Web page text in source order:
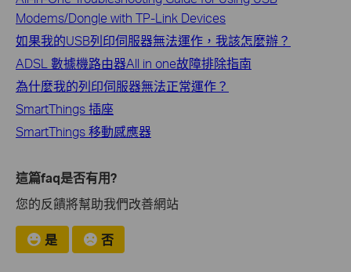
Modems/Dongle with TP-Link Devices
如果我的USB列印伺服器無法運作，我該怎麼辦？
ADSL 數據機路由器All in one故障排除指南
為什麼我的列印伺服器無法正常運作？
SmartThings 插座
SmartThings 移動感應器
這篇faq是否有用?
您的反饋將幫助我們改善網站
是 否